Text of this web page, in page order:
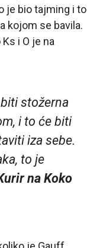
je bio tajming i to
kojom se bavila.
i O je na
stožerna
i to će biti
iza sebe.
to je
na Koko